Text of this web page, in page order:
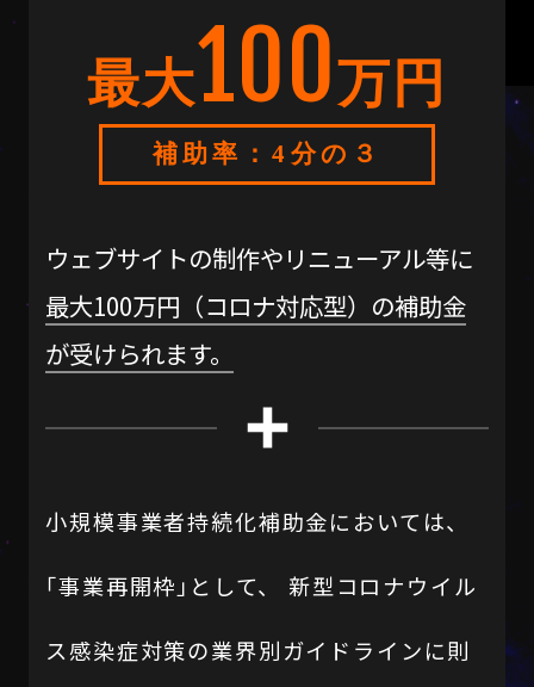
最大100万円
補助率：4分の３
ウェブサイトの制作やリニューアル等に
最大100万円（コロナ対応型）の補助金
が受けられます。
小規模事業者持続化補助金においては、
「事業再開枠」として、 新型コロナウイル
ス感染症対策の業界別ガイドラインに則